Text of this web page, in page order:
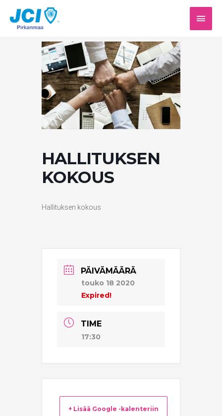
sisältöön
HALLITUKSEN
KOKOUS
Hallituksen kokous
PÄIVÄMÄÄRÄ
touko 18 2020
Expired!
TIME
17:30
+ Lisää Google -kalenteriin